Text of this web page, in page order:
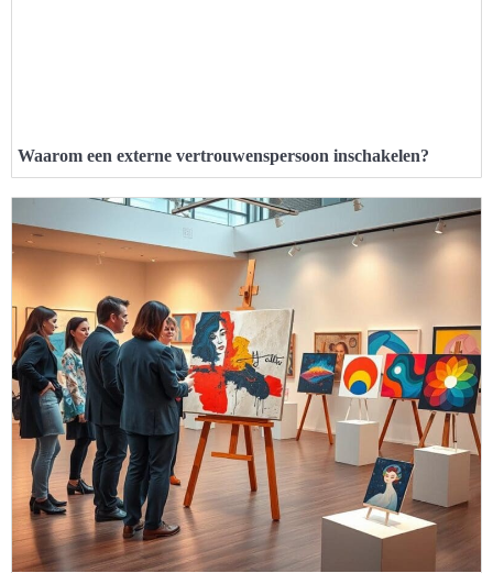
Waarom een externe vertrouwenspersoon inschakelen?